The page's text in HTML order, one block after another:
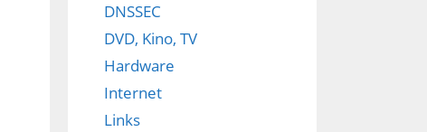
DNSSEC
DVD, Kino, TV
Hardware
Internet
Links